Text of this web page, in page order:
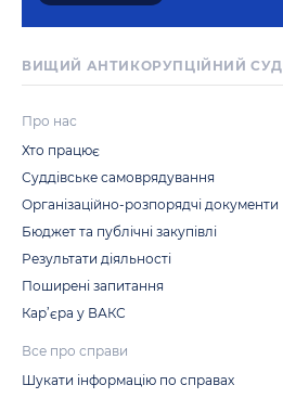
ВИЩИЙ АНТИКОРУПЦІЙНИЙ СУД
Про нас
Хто працює
Суддівське самоврядування
Організаційно-розпорядчі документи
Бюджет та публічні закупівлі
Результати діяльності
Поширені запитання
Кар’єра у ВАКС
Все про справи
Шукати інформацію по справах